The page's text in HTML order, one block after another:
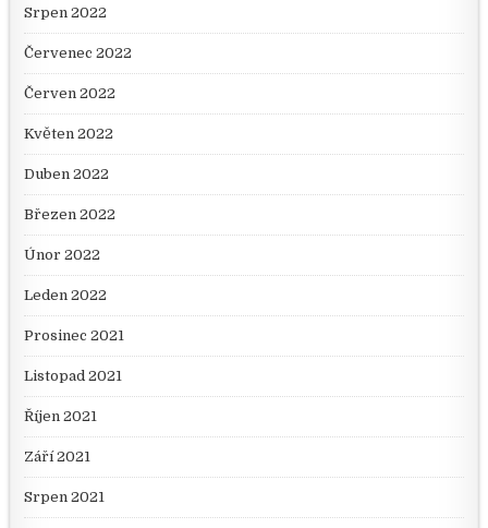
Srpen 2022
Červenec 2022
Červen 2022
Květen 2022
Duben 2022
Březen 2022
Únor 2022
Leden 2022
Prosinec 2021
Listopad 2021
Říjen 2021
Září 2021
Srpen 2021